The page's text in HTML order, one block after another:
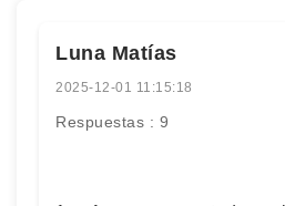
Luna Matías
2025-12-01 11:15:18
Respuestas : 9